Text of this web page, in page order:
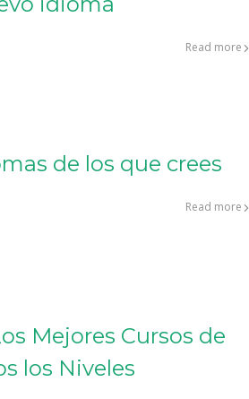
Read more
de los que crees
Read more
Mejores Cursos de
los Niveles